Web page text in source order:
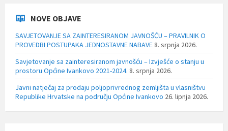
NOVE OBJAVE
SAVJETOVANJE SA ZAINTERESIRANOM JAVNOŠĆU – PRAVILNIK O
PROVEDBI POSTUPAKA JEDNOSTAVNE NABAVE8. srpnja 2026.
Savjetovanje sa zainteresiranom javnošću – Izvješće o stanju u
prostoru Općine Ivankovo 2021-2024. 8. srpnja 2026.
Javni natječaj za prodaju poljoprivrednog zemljišta u vlasništvu
Republike Hrvatske na području Općine Ivankovo 26. lipnja 2026.